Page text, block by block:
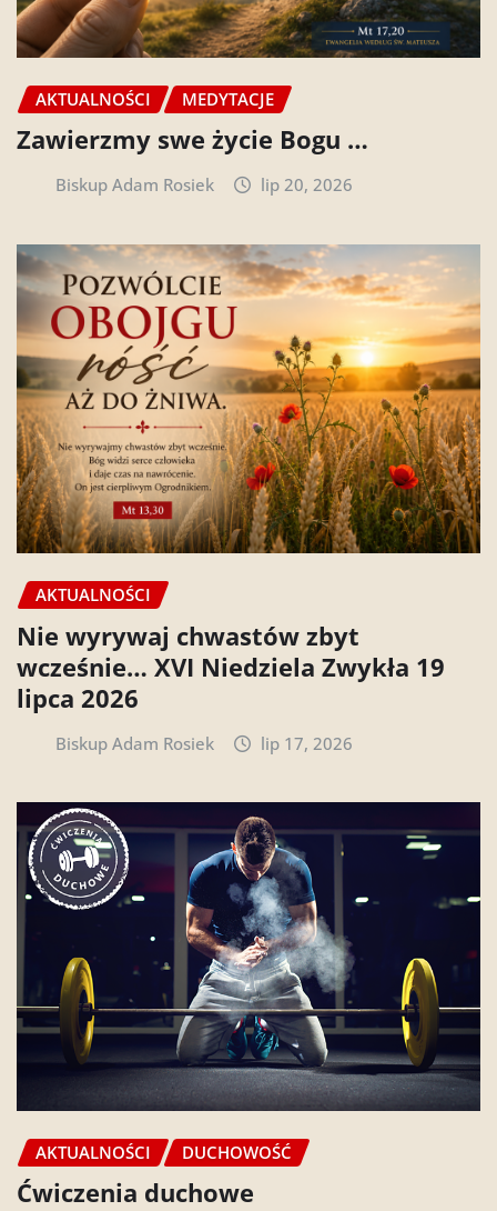
AKTUALNOŚCI MEDYTACJE
Zawierzmy swe życie Bogu …
Biskup Adam Rosiek lip 20, 2026
AKTUALNOŚCI
Nie wyrywaj chwastów zbyt
wcześnie… XVI Niedziela Zwykła 19
lipca 2026
Biskup Adam Rosiek lip 17, 2026
AKTUALNOŚCI DUCHOWOŚĆ
Ćwiczenia duchowe